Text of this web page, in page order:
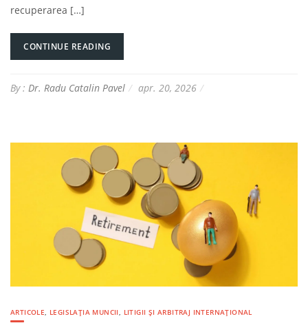
recuperarea […]
CONTINUE READING
By : Dr. Radu Catalin Pavel apr. 20, 2026
ARTICOLE, LEGISLAȚIA MUNCII, LITIGII ȘI ARBITRAJ INTERNAȚIONAL